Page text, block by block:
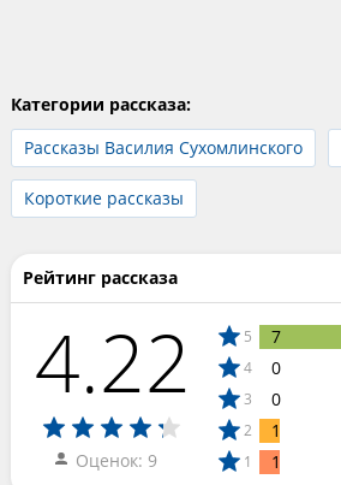
Категории рассказа:
Рассказы Василия Сухомлинского
Короткие рассказы
Рейтинг рассказа
4.22
Оценок: 9
5 7
4 0
3 0
2 1
1 1